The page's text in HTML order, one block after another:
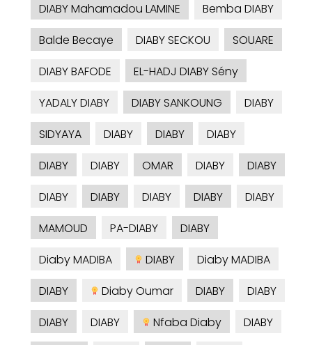
DIABY Mahamadou LAMINE
Bemba DIABY
Balde Becaye
DIABY SECKOU
SOUARE
DIABY BAFODE
EL-HADJ DIABY Sény
YADALY DIABY
DIABY SANKOUNG
DIABY
SIDYAYA
DIABY DIABY
DIABY
DIABY
DIABY OMAR DIABY
DIABY
DIABY
DIABY DIABY DIABY
DIABY
MAMOUD
PA-DIABY
DIABY
Diaby MADIBA
DIABY
Diaby MADIBA
DIABY
Diaby Oumar DIABY
DIABY
DIABY
DIABY Nfaba Diaby
DIABY